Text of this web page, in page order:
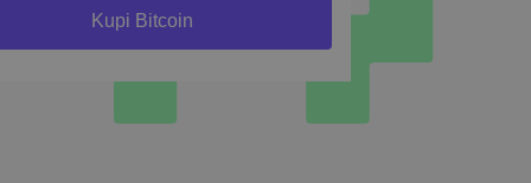
Kupi Bitcoin